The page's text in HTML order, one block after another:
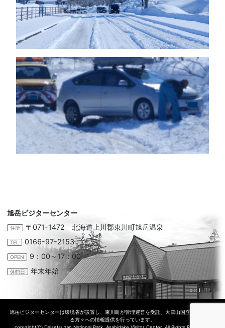
旭岳ビジターセンター
住所 〒071-1472 北海道上川郡東川町旭岳温泉
TEL 0166-97-2153
OPEN 9：00～17：00
休館日 年末年始
旭岳ビジターセンターは環境省が設置し、東川町が管理運営を受託、大雪山国立公園に訪れ
る方々への情報提供を行っています。